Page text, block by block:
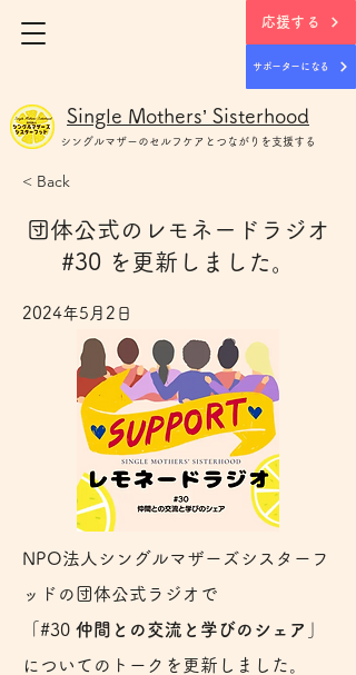
応援する
サポーターになる
Single Mothers’ Sisterhood
シングルマザー のセルフケアとつながりを支援する
< Back
団体公式のレモネードラジオ
#30 を更新しました。
2024年5月2日
NPO法人シングルマザーズシスターフ
ッドの団体公式ラジオで
「#30 仲間との交流と学びのシェア
についてのトークを更新しました。